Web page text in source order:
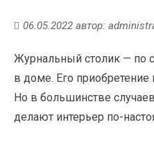
06.05.2022 автор:
Журнальный столик — по
в доме. Его приобретение
Но в большинстве
делают интерьер по-